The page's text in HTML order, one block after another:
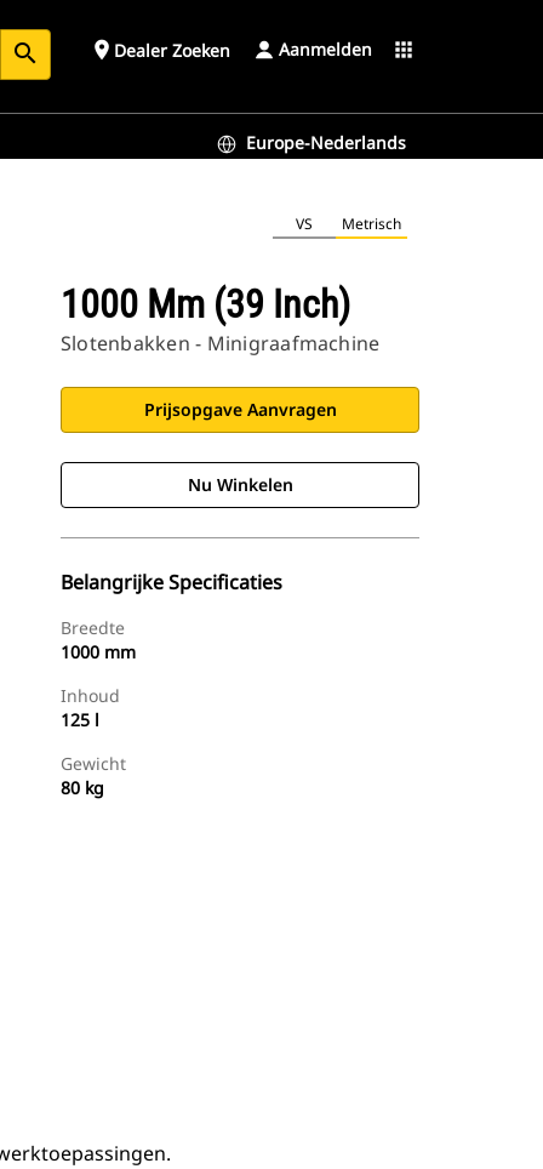
search place Dealer Zoeken Aanmelden apps
Europe-Nederlands
VS Metrisch
1000 Mm (39 Inch)
Slotenbakken - Minigraafmachine
Prijsopgave Aanvragen
Nu Winkelen
Belangrijke Specificaties
Breedte
1000 mm
Inhoud
125 l
Gewicht
80 kg